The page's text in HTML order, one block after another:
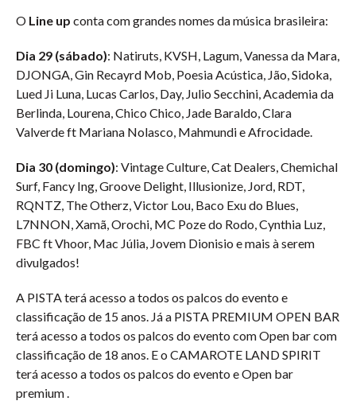
O Line up conta com grandes nomes da música brasileira:
Dia 29 (sábado): Natiruts, KVSH, Lagum, Vanessa da Mara,
DJONGA, Gin Recayrd Mob, Poesia Acústica, Jão, Sidoka,
Lued Ji Luna, Lucas Carlos, Day, Julio Secchini, Academia da
Berlinda, Lourena, Chico Chico, Jade Baraldo, Clara
Valverde ft Mariana Nolasco, Mahmundi e Afrocidade.
Dia 30 (domingo): Vintage Culture, Cat Dealers, Chemichal
Surf, Fancy Ing, Groove Delight, Illusionize, Jord, RDT,
RQNTZ, The Otherz, Victor Lou, Baco Exu do Blues,
L7NNON, Xamã, Orochi, MC Poze do Rodo, Cynthia Luz,
FBC ft Vhoor, Mac Júlia, Jovem Dionisio e mais à serem
divulgados!
A PISTA terá acesso a todos os palcos do evento e
classificação de 15 anos. Já a PISTA PREMIUM OPEN BAR
terá acesso a todos os palcos do evento com Open bar com
classificação de 18 anos. E o CAMAROTE LAND SPIRIT
terá acesso a todos os palcos do evento e Open bar
premium .